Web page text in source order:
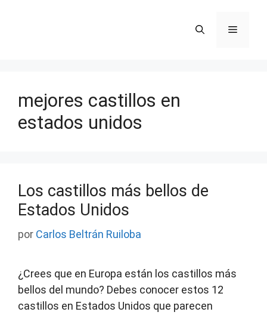
Menú
mejores castillos en
estados unidos
Los castillos más bellos de
Estados Unidos
por Carlos Beltrán Ruiloba
¿Crees que en Europa están los castillos más
bellos del mundo? Debes conocer estos 12
castillos en Estados Unidos que parecen